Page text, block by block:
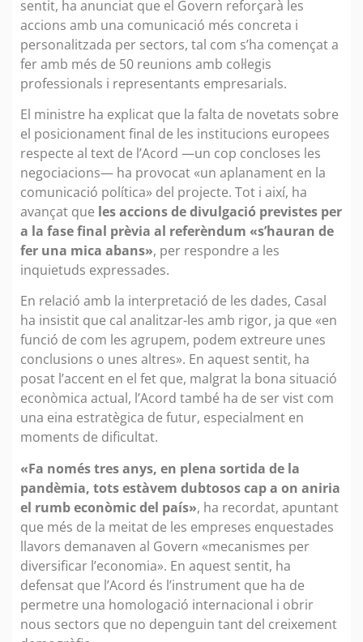
sentit, ha anunciat que el Govern reforçarà les
accions amb una comunicació més concreta i
personalitzada per sectors, tal com s’ha començat a
fer amb més de 50 reunions amb col·legis
professionals i representants empresarials.
El ministre ha explicat que la falta de novetats sobre
el posicionament final de les institucions europees
respecte al text de l’Acord —un cop concloses les
negociacions— ha provocat «un aplanament en la
comunicació política» del projecte. Tot i així, ha
avançat que les accions de divulgació previstes per
a la fase final prèvia al referèndum «s’hauran de
fer una mica abans», per respondre a les
inquietuds expressades.
En relació amb la interpretació de les dades, Casal
ha insistit que cal analitzar-les amb rigor, ja que «en
funció de com les agrupem, podem extreure unes
conclusions o unes altres». En aquest sentit, ha
posat l’accent en el fet que, malgrat la bona situació
econòmica actual, l’Acord també ha de ser vist com
una eina estratègica de futur, especialment en
moments de dificultat.
«Fa només tres anys, en plena sortida de la
pandèmia, tots estàvem dubtosos cap a on aniria
el rumb econòmic del país», ha recordat, apuntant
que més de la meitat de les empreses enquestades
llavors demanaven al Govern «mecanismes per
diversificar l’economia». En aquest sentit, ha
defensat que l’Acord és l’instrument que ha de
permetre una homologació internacional i obrir
nous sectors que no depenguin tant del creixement